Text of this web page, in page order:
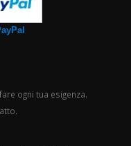
ogni tua esigenza.